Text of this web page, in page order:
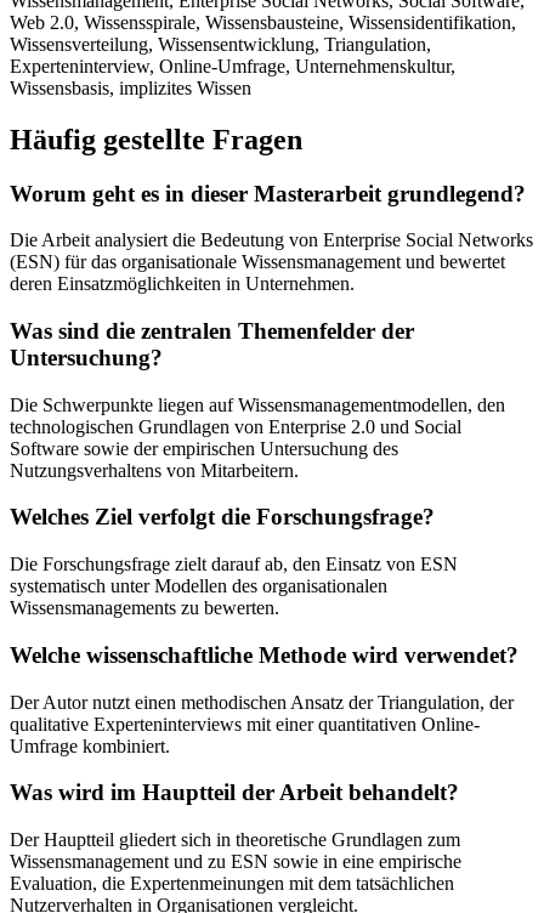
Web 2.0, Wissensspirale, Wissensbausteine, Wissensidentifikation,
Wissensverteilung, Wissensentwicklung, Triangulation,
Experteninterview, Online-Umfrage, Unternehmenskultur,
Wissensbasis, implizites Wissen
Häufig gestellte Fragen
Worum geht es in dieser Masterarbeit grundlegend?
Die Arbeit analysiert die Bedeutung von Enterprise Social Networks
(ESN) für das organisationale Wissensmanagement und bewertet
deren Einsatzmöglichkeiten in Unternehmen.
Was sind die zentralen Themenfelder der
Untersuchung?
Die Schwerpunkte liegen auf Wissensmanagementmodellen, den
technologischen Grundlagen von Enterprise 2.0 und Social
Software sowie der empirischen Untersuchung des
Nutzungsverhaltens von Mitarbeitern.
Welches Ziel verfolgt die Forschungsfrage?
Die Forschungsfrage zielt darauf ab, den Einsatz von ESN
systematisch unter Modellen des organisationalen
Wissensmanagements zu bewerten.
Welche wissenschaftliche Methode wird verwendet?
Der Autor nutzt einen methodischen Ansatz der Triangulation, der
qualitative Experteninterviews mit einer quantitativen Online-
Umfrage kombiniert.
Was wird im Hauptteil der Arbeit behandelt?
Der Hauptteil gliedert sich in theoretische Grundlagen zum
Wissensmanagement und zu ESN sowie in eine empirische
Evaluation, die Expertenmeinungen mit dem tatsächlichen
Nutzerverhalten in Organisationen vergleicht.